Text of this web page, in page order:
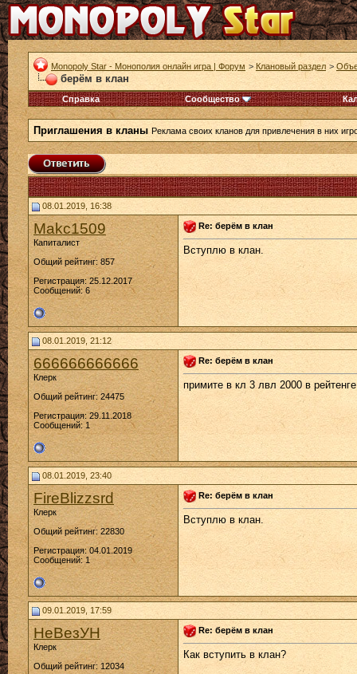
Monopoly Star - Монополия онлайн игра | Форум > Клановый раздел >
берём в клан
Справка Сообщество
Приглашения в кланы Реклама своих кланов для привлечения в них
08.01.2019, 16:38
Makc1509
Капиталист
Общий рейтинг: 857
Регистрация: 25.12.2017
Сообщений: 6
Re: берём в клан
Вступлю в клан.
08.01.2019, 21:12
666666666666
Клерк
Общий рейтинг: 24475
Регистрация: 29.11.2018
Сообщений: 1
Re: берём в клан
примите в кл 3 лвл 2000 в
08.01.2019, 23:40
FireBlizzsrd
Клерк
Общий рейтинг: 22830
Регистрация: 04.01.2019
Сообщений: 1
Re: берём в клан
Вступлю в клан.
09.01.2019, 17:59
НеВезУН
Клерк
Общий рейтинг: 12034
Re: берём в клан
Как вступить в клан?